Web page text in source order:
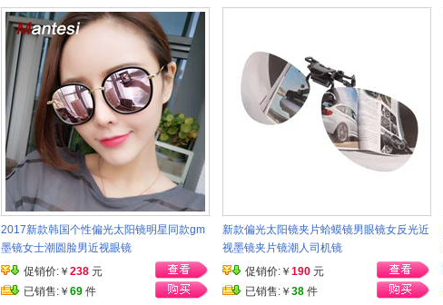
2017新款韩国个性偏光太阳镜明星同款gm
墨镜女士潮圆脸男近视眼镜
促销价:￥ 238 元
已销售:￥ 69 件
新款偏光太阳镜夹片蛤蟆镜男眼镜女反光近
视墨镜夹片镜潮人司机镜
促销价:￥ 190 元
已销售:￥ 38 件